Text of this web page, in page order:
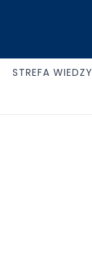
STREFA WIEDZY